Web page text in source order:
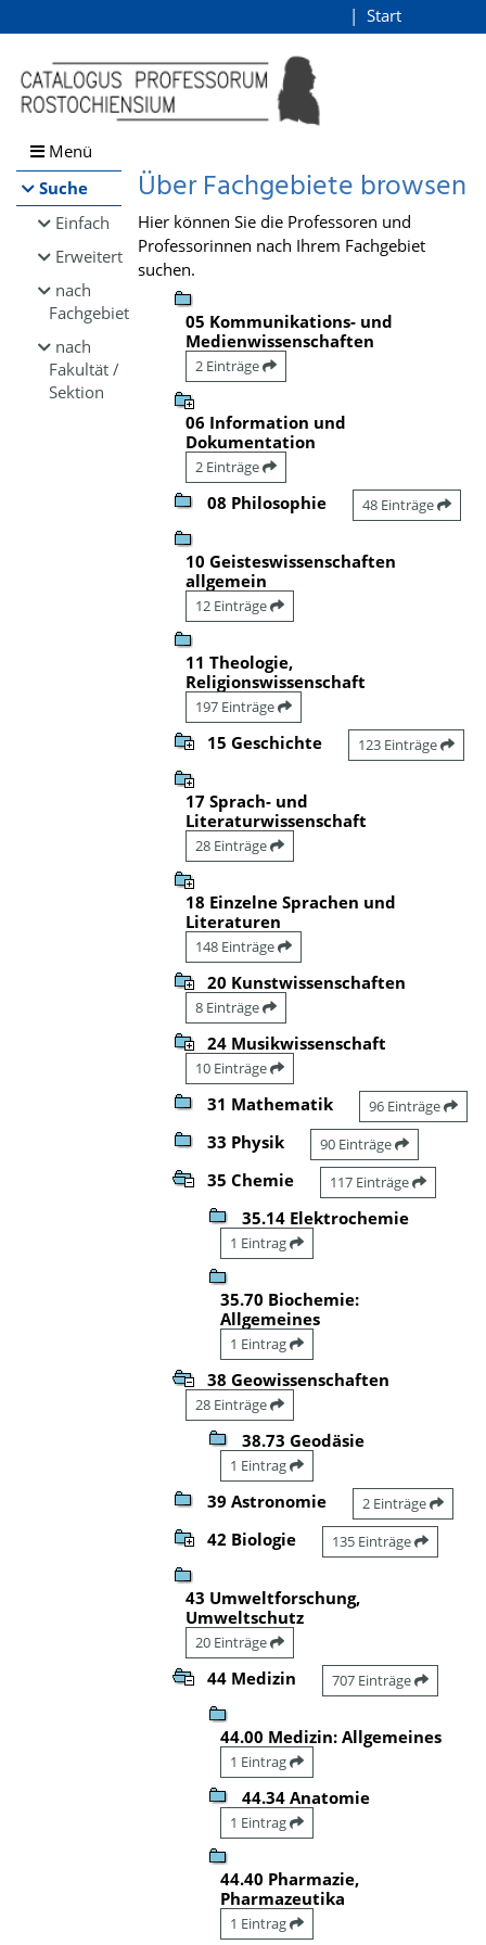
Browsen
direkt zum Inhalt
Start
Menü
Suche
Einfach
Erweitert
nach
Fachgebiet
nach
Fakultät /
Sektion
Über Fachgebiete browsen
Hier können Sie die Professoren und
Professorinnen nach Ihrem Fachgebiet
suchen.
05 Kommunikations- und
Medienwissenschaften
2 Einträge
06 Information und
Dokumentation
2 Einträge
08 Philosophie 48 Einträge
10 Geisteswissenschaften
allgemein
12 Einträge
11 Theologie,
Religionswissenschaft
197 Einträge
15 Geschichte 123 Einträge
17 Sprach- und
Literaturwissenschaft
28 Einträge
18 Einzelne Sprachen und
Literaturen
148 Einträge
20 Kunstwissenschaften
8 Einträge
24 Musikwissenschaft
10 Einträge
31 Mathematik 96 Einträge
33 Physik 90 Einträge
35 Chemie 117 Einträge
35.14 Elektrochemie
1 Eintrag
35.70 Biochemie:
Allgemeines
1 Eintrag
38 Geowissenschaften
28 Einträge
38.73 Geodäsie
1 Eintrag
39 Astronomie 2 Einträge
42 Biologie 135 Einträge
43 Umweltforschung,
Umweltschutz
20 Einträge
44 Medizin 707 Einträge
44.00 Medizin: Allgemeines
1 Eintrag
44.34 Anatomie
1 Eintrag
44.40 Pharmazie,
Pharmazeutika
1 Eintrag